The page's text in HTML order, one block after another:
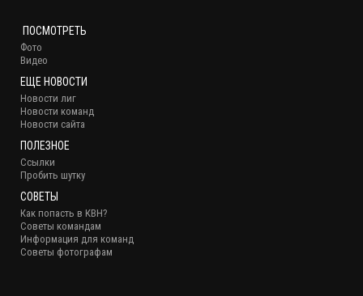
ПОСМОТРЕТЬ
Фото
Видео
ЕЩЕ НОВОСТИ
Новости лиг
Новости команд
Новости сайта
ПОЛЕЗНОЕ
Ссылки
Пробить шутку
СОВЕТЫ
Как попасть в КВН?
Советы командам
Информация для команд
Советы фотографам